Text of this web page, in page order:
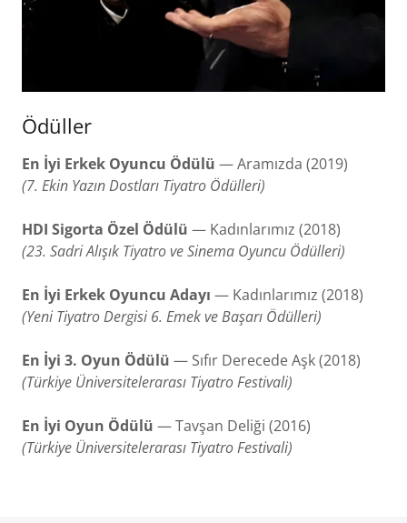
Ödüller
En İyi Erkek Oyuncu Ödülü — Aramızda (2019)
(7. Ekin Yazın Dostları Tiyatro Ödülleri)
HDI Sigorta Özel Ödülü — Kadınlarımız (2018)
(23. Sadri Alışık Tiyatro ve Sinema Oyuncu Ödülleri)
En İyi Erkek Oyuncu Adayı — Kadınlarımız (2018)
(Yeni Tiyatro Dergisi 6. Emek ve Başarı Ödülleri)
En İyi 3. Oyun Ödülü — Sıfır Derecede Aşk (2018)
(Türkiye Üniversitelerarası Tiyatro Festivali)
En İyi Oyun Ödülü — Tavşan Deliği (2016)
(Türkiye Üniversitelerarası Tiyatro Festivali)